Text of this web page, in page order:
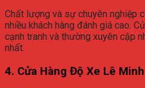
Chất lượng và sự chuyên nghiệp
nhiều khách hàng đánh giá cao.
cạnh tranh và thường xuyên cập
nhất.
4. Cửa Hàng Độ Xe Lê Minh